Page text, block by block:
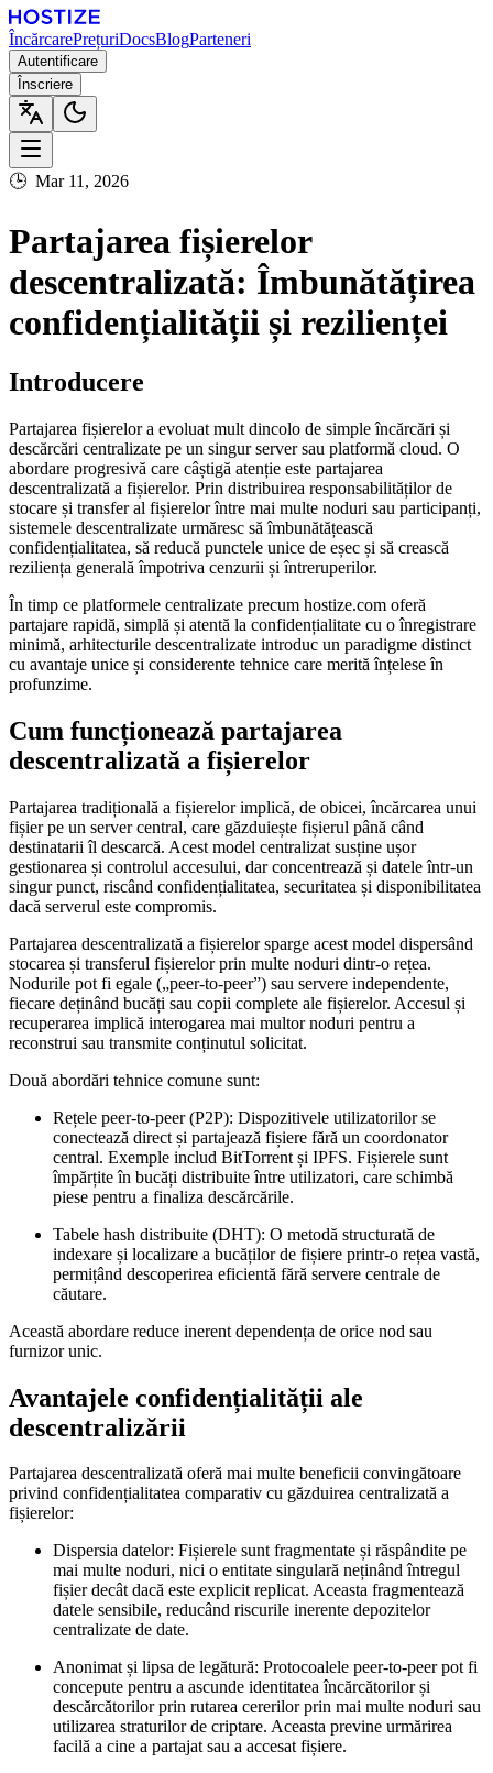
ÎncărcarePrețuriDocsBlogParteneri
Autentificare
Înscriere
🕒 Mar 11, 2026
Partajarea fișierelor
descentralizată: Îmbunătățirea
confidențialității și rezilienței
Introducere
Partajarea fișierelor a evoluat mult dincolo de simple încărcări și
descărcări centralizate pe un singur server sau platformă cloud. O
abordare progresivă care câștigă atenție este partajarea
descentralizată a fișierelor. Prin distribuirea responsabilităților de
stocare și transfer al fișierelor între mai multe noduri sau participanți,
sistemele descentralizate urmăresc să îmbunătățească
confidențialitatea, să reducă punctele unice de eșec și să crească
reziliența generală împotriva cenzurii și întreruperilor.
În timp ce platformele centralizate precum hostize.com oferă
partajare rapidă, simplă și atentă la confidențialitate cu o înregistrare
minimă, arhitecturile descentralizate introduc un paradigme distinct
cu avantaje unice și considerente tehnice care merită înțelese în
profunzime.
Cum funcționează partajarea
descentralizată a fișierelor
Partajarea tradițională a fișierelor implică, de obicei, încărcarea unui
fișier pe un server central, care găzduiește fișierul până când
destinatarii îl descarcă. Acest model centralizat susține ușor
gestionarea și controlul accesului, dar concentrează și datele într-un
singur punct, riscând confidențialitatea, securitatea și disponibilitatea
dacă serverul este compromis.
Partajarea descentralizată a fișierelor sparge acest model dispersând
stocarea și transferul fișierelor prin multe noduri dintr-o rețea.
Nodurile pot fi egale („peer-to-peer”) sau servere independente,
fiecare deținând bucăți sau copii complete ale fișierelor. Accesul și
recuperarea implică interogarea mai multor noduri pentru a
reconstrui sau transmite conținutul solicitat.
Două abordări tehnice comune sunt:
Rețele peer-to-peer (P2P): Dispozitivele utilizatorilor se
conectează direct și partajează fișiere fără un coordonator
central. Exemple includ BitTorrent și IPFS. Fișierele sunt
împărțite în bucăți distribuite între utilizatori, care schimbă
piese pentru a finaliza descărcările.
Tabele hash distribuite (DHT): O metodă structurată de
indexare și localizare a bucăților de fișiere printr-o rețea vastă,
permițând descoperirea eficientă fără servere centrale de
căutare.
Această abordare reduce inerent dependența de orice nod sau
furnizor unic.
Avantajele confidențialității ale
descentralizării
Partajarea descentralizată oferă mai multe beneficii convingătoare
privind confidențialitatea comparativ cu găzduirea centralizată a
fișierelor:
Dispersia datelor: Fișierele sunt fragmentate și răspândite pe
mai multe noduri, nici o entitate singulară neținând întregul
fișier decât dacă este explicit replicat. Aceasta fragmentează
datele sensibile, reducând riscurile inerente depozitelor
centralizate de date.
Anonimat și lipsa de legătură: Protocoalele peer-to-peer pot fi
concepute pentru a ascunde identitatea încărcătorilor și
descărcătorilor prin rutarea cererilor prin mai multe noduri sau
utilizarea straturilor de criptare. Aceasta previne urmărirea
facilă a cine a partajat sau a accesat fișiere.